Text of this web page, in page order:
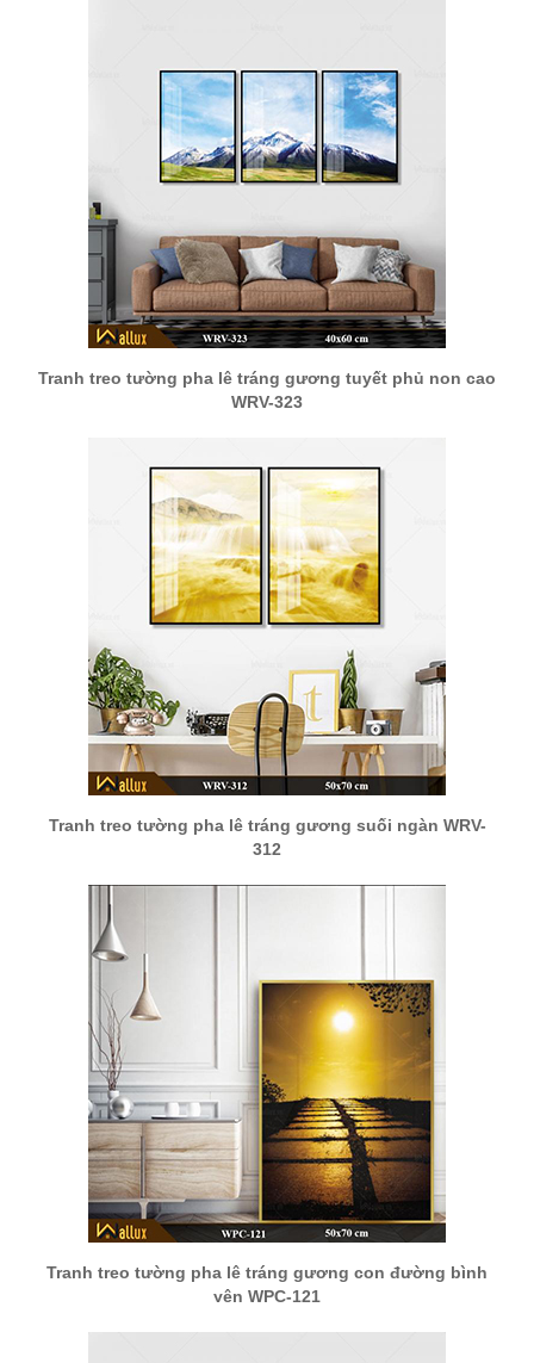
Tranh treo tường pha lê tráng gương tuyết phủ non cao
WRV-323
Tranh treo tường pha lê tráng gương suối ngàn WRV-
312
Tranh treo tường pha lê tráng gương con đường bình
yên WPC-121